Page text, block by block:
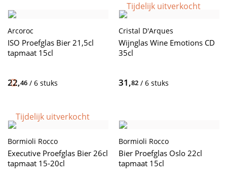
Arcoroc
ISO Proefglas Bier 21,5cl
tapmaat 15cl
22,46 / 6 stuks
Tijdelijk uitverkocht
Cristal D'Arques
Wijnglas Wine Emotions CD
35cl
31,82 / 6 stuks
Tijdelijk uitverkocht
Bormioli Rocco
Executive Proefglas Bier 26cl
tapmaat 15-20cl
Bormioli Rocco
Bier Proefglas Oslo 22cl
tapmaat 15cl